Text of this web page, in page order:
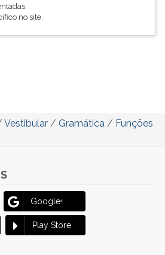
no site.
Vestibular / Gramática / Funções
Google+
Play Store